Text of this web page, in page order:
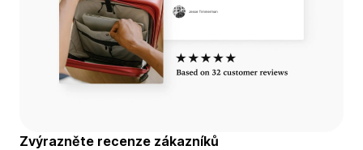
Zvýrazněte recenze zákazníků